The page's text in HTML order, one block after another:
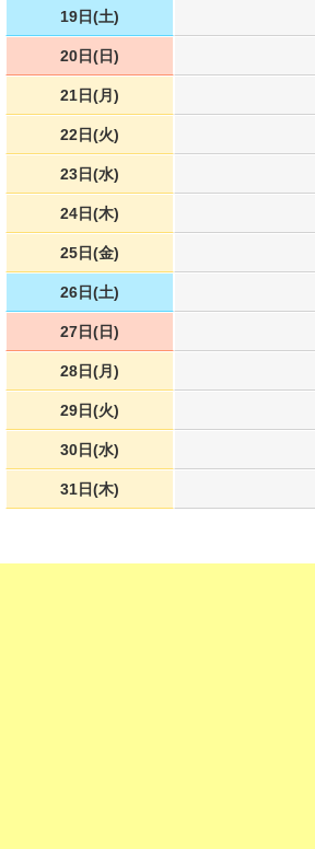
19日(土)
20日(日)
21日(月)
22日(火)
23日(水)
24日(木)
25日(金)
26日(土)
27日(日)
28日(月)
29日(火)
30日(水)
31日(木)